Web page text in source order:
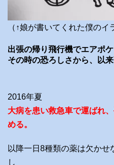
（↑娘が書いてくれた僕のイ
出張の帰り飛行機でエアポ
その時の恐ろしさから、以
2016年夏
大病を患い救急車で運ばれ
める。
以降一日8種類の薬は欠か
し